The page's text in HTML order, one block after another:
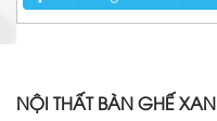
NỘI THẤT BÀN GHẾ